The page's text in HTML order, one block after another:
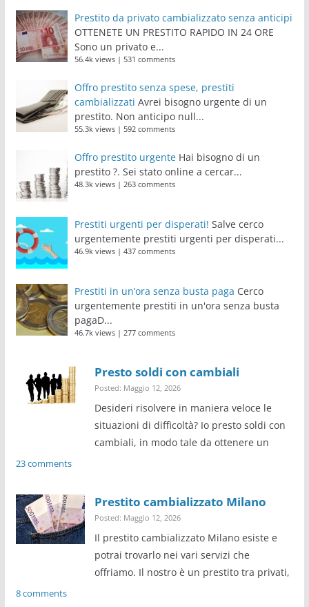
Prestito da privato cambializzato senza anticipi
OTTENETE UN PRESTITO RAPIDO IN 24 ORE
Sono un privato e...
56.4k views| 531 comments
Offro prestito senza spese, prestiti
cambializzati Avrei bisogno urgente di un
prestito. Non anticipo null...
55.3k views| 592 comments
Offro prestito urgente Hai bisogno di un
prestito ?. Sei stato online a cercar...
48.3k views| 263 comments
Prestiti urgenti per disperati! Salve cerco
urgentemente prestiti urgenti per disperati...
46.9k views| 437 comments
Prestiti in un’ora senza busta paga Cerco
urgentemente prestiti in un'ora senza busta
pagaD...
46.7k views| 277 comments
Presto soldi con cambiali
Posted: Maggio 12, 2026
Desideri risolvere in maniera veloce le
situazioni di difficoltà? Io presto soldi con
cambiali, in modo tale da ottenere un
23 comments
Prestito cambializzato Milano
Posted: Maggio 12, 2026
Il prestito cambializzato Milano esiste e
potrai trovarlo nei vari servizi che
offriamo. Il nostro è un prestito tra privati,
8 comments